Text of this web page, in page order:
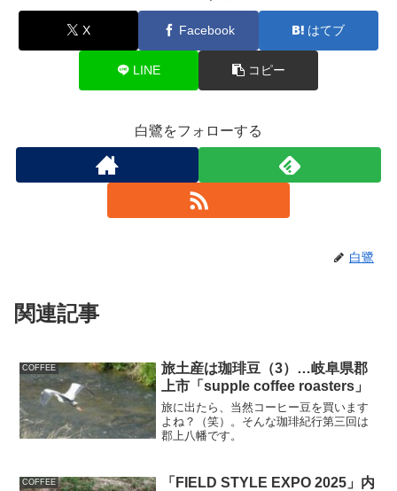
X Facebook はてブ
LINE コピー
白鷺をフォローする
白鷺
関連記事
COFFEE
旅土産は珈琲豆（3）…岐阜県郡
上市「supple coffee roasters」
旅に出たら、当然コーヒー豆を買います
よね？（笑）。そんな珈琲紀行第三回は
郡上八幡です。
COFFEE
「FIELD STYLE EXPO 2025」内